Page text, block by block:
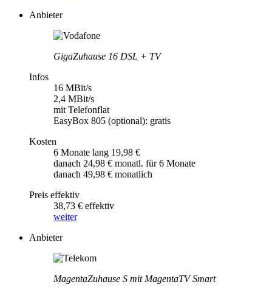
Anbieter
GigaZuhause 16 DSL + TV
Infos
16 MBit/s
2,4 MBit/s
mit Telefonflat
EasyBox 805 (optional): gratis
Kosten
6 Monate lang 19,98 €
danach 24,98 € monatl. für 6 Monate
danach 49,98 € monatlich
Preis effektiv
38,73 € effektiv
weiter
Anbieter
MagentaZuhause S mit MagentaTV Smart